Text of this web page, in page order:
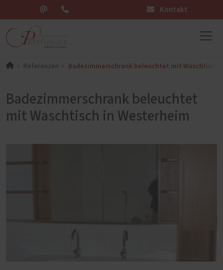
Kontakt
Referenzen Badezimmerschrank beleuchtet mit Waschtisch
Badezimmerschrank beleuchtet
mit Waschtisch in Westerheim